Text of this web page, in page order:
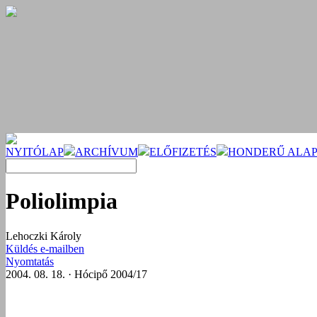
NYITÓLAP ARCHÍVUM ELŐFIZETÉS HONDERŰ
Poliolimpia
Lehoczki Károly
Küldés e-mailben
Nyomtatás
2004. 08. 18. · Hócipő 2004/17